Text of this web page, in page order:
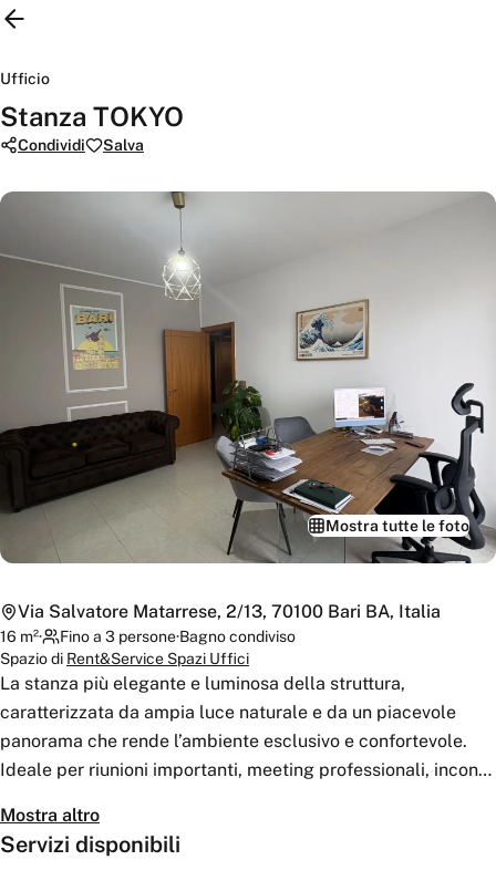
Ufficio
Stanza TOKYO
Condividi Salva
Mostra tutte le foto
Via Salvatore Matarrese, 2/13, 70100 Bari BA, Italia
16 m²· Fino a 3 persone·Bagnocondiviso
Spazio di Rent&Service Spazi Uffici
La stanza più elegante e luminosa della struttura,
caratterizzata da ampia luce naturale e da un piacevole
panorama che rende l’ambiente esclusivo e confortevole.
Ideale per riunioni importanti, meeting professionali, incontri
moderno e rappresentativo.
Mostra altro
Servizi disponibili